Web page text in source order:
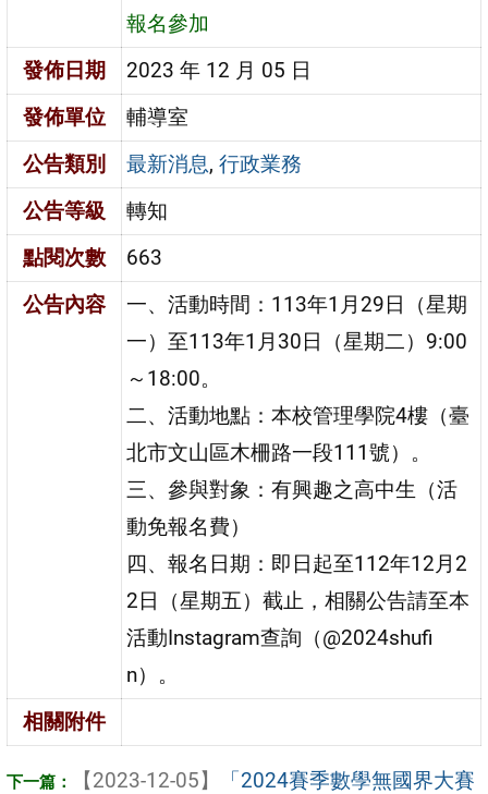
報名參加
發佈日期
2023 年 12 月 05 日
發佈單位
輔導室
公告類別
最新消息,行政業務
公告等級
轉知
點閱次數
663
公告內容
一、活動時間：113年1月29日（星期
一）至113年1月30日（星期二）9:00
～18:00。
二、活動地點：本校管理學院4樓（臺
北市文山區木柵路一段111號）。
三、參與對象：有興趣之高中生（活
動免報名費）
四、報名日期：即日起至112年12月2
2日（星期五）截止，相關公告請至本
活動Instagram查詢（@2024shufi
n）。
相關附件
【2023-12-05】
「2024賽季數學無國界大賽